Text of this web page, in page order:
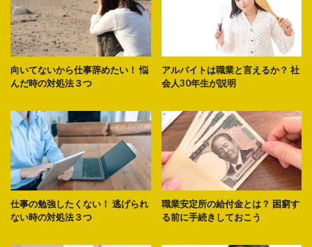
向いてないから仕事辞めたい！ 悩
んだ時の対処法３つ
アルバイトは職業と言えるか？ 社
会人30年生が説明
仕事の勉強したくない！ 逃げられ
ない時の対処法３つ
職業安定所の給付金とは？ 困窮す
る前に手続きしておこう